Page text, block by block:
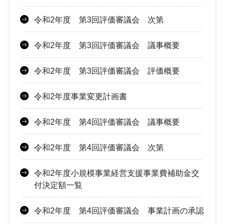
令和2年度 第3回評価審議会 次第
令和2年度 第3回評価審議会 議事概要
令和2年度 第3回評価審議会 評価概要
令和2年度事業変更計画書
令和2年度 第4回評価審議会 議事概要
令和2年度 第4回評価審議会 次第
令和2年度小規模事業経営支援事業費補助金交
付決定額一覧
令和2年度 第4回評価審議会 事業計画の承認